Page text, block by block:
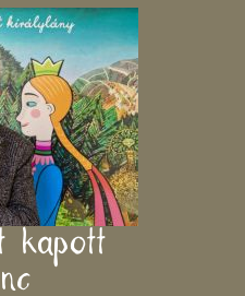
kapott